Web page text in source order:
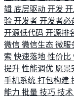
辑 底层驱动 开发
验 开发者 开发者必
开源低代码 开源排
微信 微信生态 微服
索 快速落地 性价比
提升 性能调优 愿景
手机系统 打包构建
能力 批量 技巧 技术